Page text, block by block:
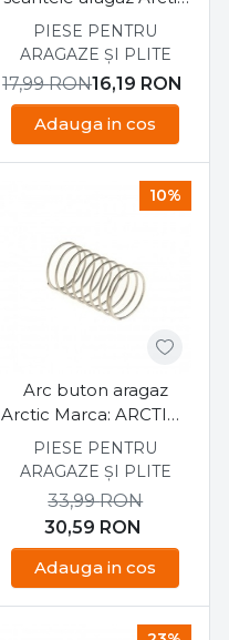
Beko
PIESE PENTRU
ARAGAZE ȘI PLITE
16,19 RON
17,99RON
Adauga in cos
10%
Arc buton aragaz
Arctic Marca: ARCTIC /
ARCELIK
PIESE PENTRU
ARAGAZE ȘI PLITE
30,59 RON
33,99RON
Adauga in cos